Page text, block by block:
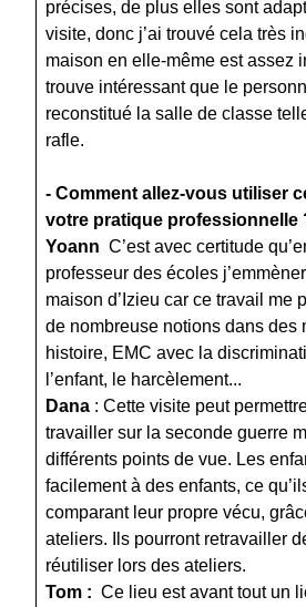
précises, de plus elles sont
visite, donc j’ai trouvé cela très
maison en elle-même est assez
trouve intéressant que le
reconstitué la salle de classe
rafle.
- Comment allez-vous utiliser
votre pratique professionnelle
Yoann C’est avec certitude
professeur des écoles
maison d’Izieu car ce travail me
de nombreuse notions dans des
histoire, EMC avec la
l’enfant, le harcèlement...
Dana: Cette visite peut
travailler sur la seconde guerre
différents points de vue. Les
facilement à des enfants, ce
comparant leur propre vécu,
ateliers. Ils pourront retravailler
réutiliser lors des ateliers.
Tom : Ce lieu est avant tout un